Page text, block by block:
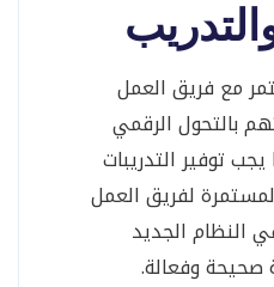
مع فريق العمل
بالتحول الرقمي
توفير التدريبات
لفريق العمل
النظام الجديد
صحيحة وفعالة.